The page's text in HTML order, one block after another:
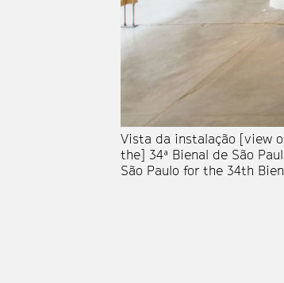
Vista da instalação [view
the] 34ª Bienal de São
São Paulo for the 34th